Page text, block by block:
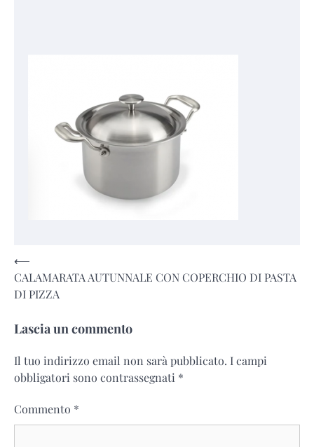
Navigazione
articoli
⟵
CALAMARATA AUTUNNALE CON COPERCHIO DI PASTA
DI PIZZA
Lascia un commento
Il tuo indirizzo email non sarà pubblicato. I campi
obbligatori sono contrassegnati *
Commento *